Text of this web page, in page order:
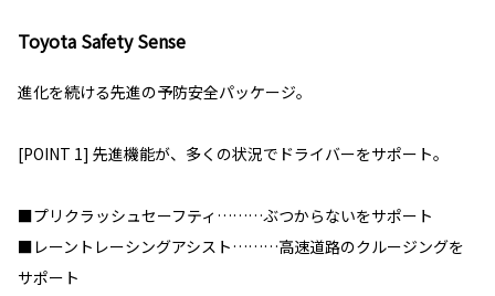
Toyota Safety Sense
進化を続ける先進の予防安全パッケージ。
[POINT 1] 先進機能が、多くの状況でドライバーをサポート。
■プリクラッシュセーフティ………ぶつからないをサポート
■レーントレーシングアシスト………高速道路のクルージングを
サポート